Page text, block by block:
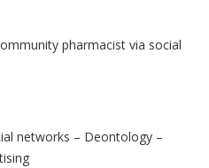
pharmacist via social
networks – Deontology –